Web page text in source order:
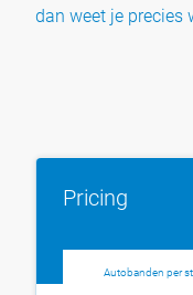
dan weet je precies
Pricing
Autobanden per